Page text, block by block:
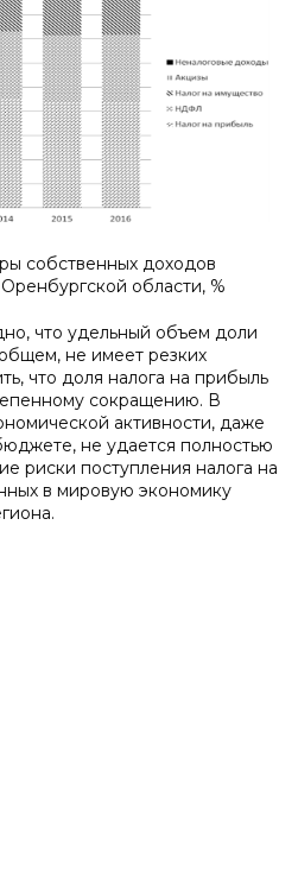
собственных доходов
области, %
что удельный объем доли
не имеет резких
что доля налога на прибыль
сокращению. В
активности, даже
не удается полностью
риски поступления налога на
в мировую экономику